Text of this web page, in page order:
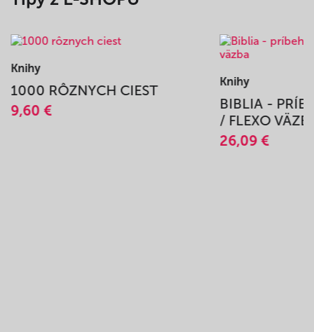
Knihy
1000 RÔZNYCH CIEST
9,60 €
Knihy
BIBLIA -
/ FLEXO
26,09 €